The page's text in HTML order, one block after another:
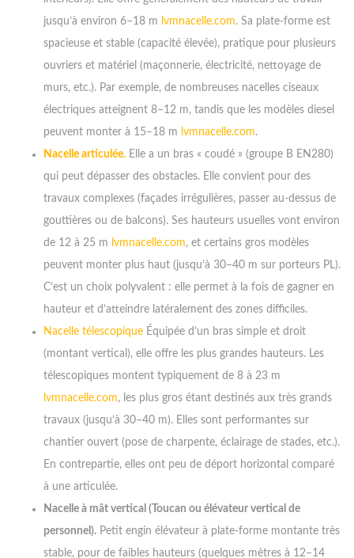
jusqu’à environ 6–18 m lvmnacelle.com. Sa plate-forme est
spacieuse et stable (capacité élevée), pratique pour plusieurs
ouvriers et matériel (maçonnerie, électricité, nettoyage de
murs, etc.). Par exemple, de nombreuses nacelles ciseaux
électriques atteignent 8–12 m, tandis que les modèles diesel
peuvent monter à 15–18 m lvmnacelle.com.
Nacelle articulée. Elle a un bras « coudé » (groupe B EN280)
qui peut dépasser des obstacles. Elle convient pour des
travaux complexes (façades irrégulières, passer au-dessus de
gouttières ou de balcons). Ses hauteurs usuelles vont environ
de 12 à 25 m lvmnacelle.com, et certains gros modèles
peuvent monter plus haut (jusqu’à 30–40 m sur porteurs PL).
C’est un choix polyvalent : elle permet à la fois de gagner en
hauteur et d’atteindre latéralement des zones difficiles.
Nacelle télescopique Équipée d’un bras simple et droit
(montant vertical), elle offre les plus grandes hauteurs. Les
télescopiques montent typiquement de 8 à 23 m
lvmnacelle.com, les plus gros étant destinés aux très grands
travaux (jusqu’à 30–40 m). Elles sont performantes sur
chantier ouvert (pose de charpente, éclairage de stades, etc.).
En contrepartie, elles ont peu de déport horizontal comparé
à une articulée.
Nacelle à mât vertical (Toucan ou élévateur vertical de
personnel). Petit engin élévateur à plate-forme montante très
stable, pour de faibles hauteurs (quelques mètres à 12–14